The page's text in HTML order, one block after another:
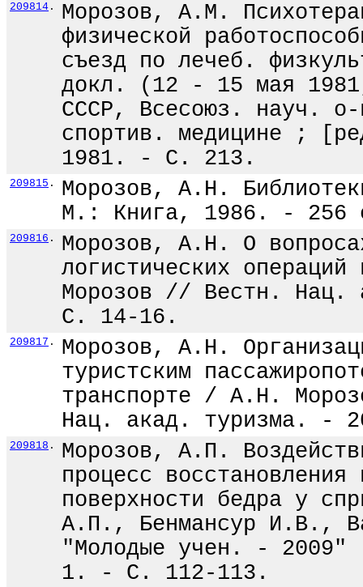
209814 .
Морозов, А.М.
физической
съезд по лечеб.
докл. (12 - 15 мая
СССР, Всесоюз. науч. о-
спортив. медицине ;
1981. - С. 213.
209815 .
Морозов, А.Н.
М.: Книга, 1986. - 256
209816 .
Морозов, А.Н. О
логистических
Морозов // Вестн.
С. 14-16.
209817 .
Морозов, А.Н.
туристским
транспорте / А.Н.
Нац. акад. туризма.
209818 .
Морозов, А.П.
процесс
поверхности бедра у
А.П., Бенмансур И.В.,
"Молодые учен. -
1. - С. 112-113.